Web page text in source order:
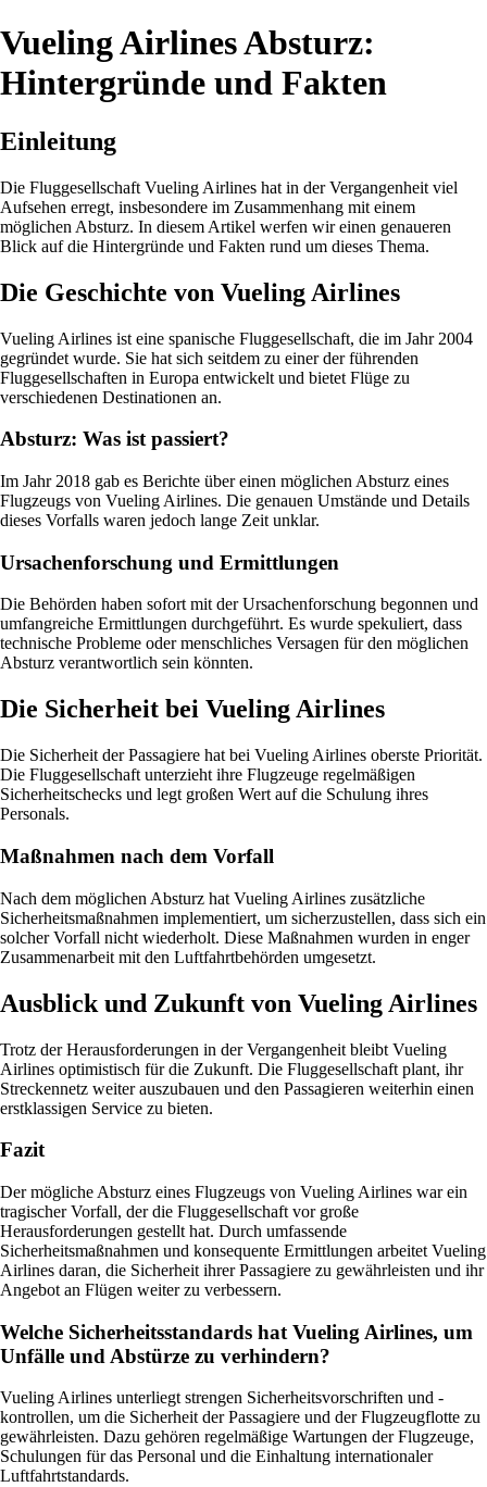
Vueling Airlines Absturz:
Hintergründe und Fakten
Einleitung
Die Fluggesellschaft Vueling Airlines hat in der Vergangenheit viel
Aufsehen erregt, insbesondere im Zusammenhang mit einem
möglichen Absturz. In diesem Artikel werfen wir einen genaueren
Blick auf die Hintergründe und Fakten rund um dieses Thema.
Die Geschichte von Vueling Airlines
Vueling Airlines ist eine spanische Fluggesellschaft, die im Jahr 2004
gegründet wurde. Sie hat sich seitdem zu einer der führenden
Fluggesellschaften in Europa entwickelt und bietet Flüge zu
verschiedenen Destinationen an.
Absturz: Was ist passiert?
Im Jahr 2018 gab es Berichte über einen möglichen Absturz eines
Flugzeugs von Vueling Airlines. Die genauen Umstände und Details
dieses Vorfalls waren jedoch lange Zeit unklar.
Ursachenforschung und Ermittlungen
Die Behörden haben sofort mit der Ursachenforschung begonnen und
umfangreiche Ermittlungen durchgeführt. Es wurde spekuliert, dass
technische Probleme oder menschliches Versagen für den möglichen
Absturz verantwortlich sein könnten.
Die Sicherheit bei Vueling Airlines
Die Sicherheit der Passagiere hat bei Vueling Airlines oberste Priorität.
Die Fluggesellschaft unterzieht ihre Flugzeuge regelmäßigen
Sicherheitschecks und legt großen Wert auf die Schulung ihres
Personals.
Maßnahmen nach dem Vorfall
Nach dem möglichen Absturz hat Vueling Airlines zusätzliche
Sicherheitsmaßnahmen implementiert, um sicherzustellen, dass sich ein
solcher Vorfall nicht wiederholt. Diese Maßnahmen wurden in enger
Zusammenarbeit mit den Luftfahrtbehörden umgesetzt.
Ausblick und Zukunft von Vueling Airlines
Trotz der Herausforderungen in der Vergangenheit bleibt Vueling
Airlines optimistisch für die Zukunft. Die Fluggesellschaft plant, ihr
Streckennetz weiter auszubauen und den Passagieren weiterhin einen
erstklassigen Service zu bieten.
Fazit
Der mögliche Absturz eines Flugzeugs von Vueling Airlines war ein
tragischer Vorfall, der die Fluggesellschaft vor große
Herausforderungen gestellt hat. Durch umfassende
Sicherheitsmaßnahmen und konsequente Ermittlungen arbeitet Vueling
Airlines daran, die Sicherheit ihrer Passagiere zu gewährleisten und ihr
Angebot an Flügen weiter zu verbessern.
Welche Sicherheitsstandards hat Vueling Airlines, um
Unfälle und Abstürze zu verhindern?
Vueling Airlines unterliegt strengen Sicherheitsvorschriften und -
kontrollen, um die Sicherheit der Passagiere und der Flugzeugflotte zu
gewährleisten. Dazu gehören regelmäßige Wartungen der Flugzeuge,
Schulungen für das Personal und die Einhaltung internationaler
Luftfahrtstandards.